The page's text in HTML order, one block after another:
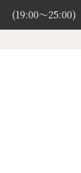
(19:00～25:00)